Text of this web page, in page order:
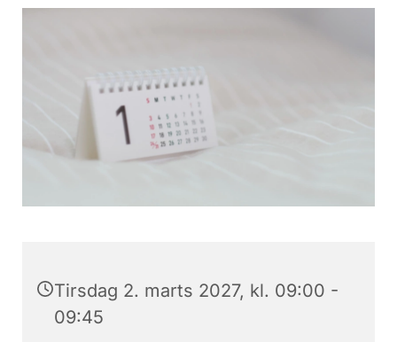
Tirsdag 2. marts 2027, kl. 09:00 -
09:45